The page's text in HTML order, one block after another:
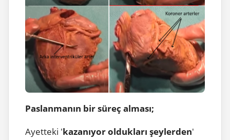
Paslanmanın bir süreç alması;
Ayetteki 'kazanıyor oldukları şeylerden'